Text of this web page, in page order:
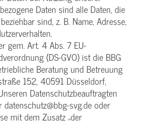
Daten sind alle Daten, die
sind, z. B. Name, Adresse,
gem. Art. 4 Abs. 7 EU-
(DS-GVO) ist die BBG
Beratung und Betreuung
152, 40591 Düsseldorf,
Datenschutzbeauftragten
svg.de oder
mit dem Zusatz „der